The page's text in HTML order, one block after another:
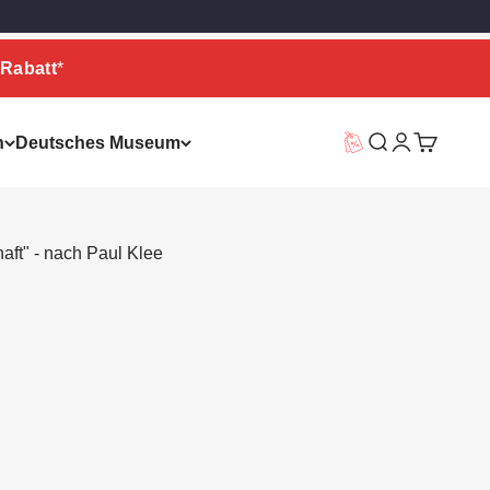
*
Deutsches Museum Vorteilswelt
Suche
- nach Paul Klee